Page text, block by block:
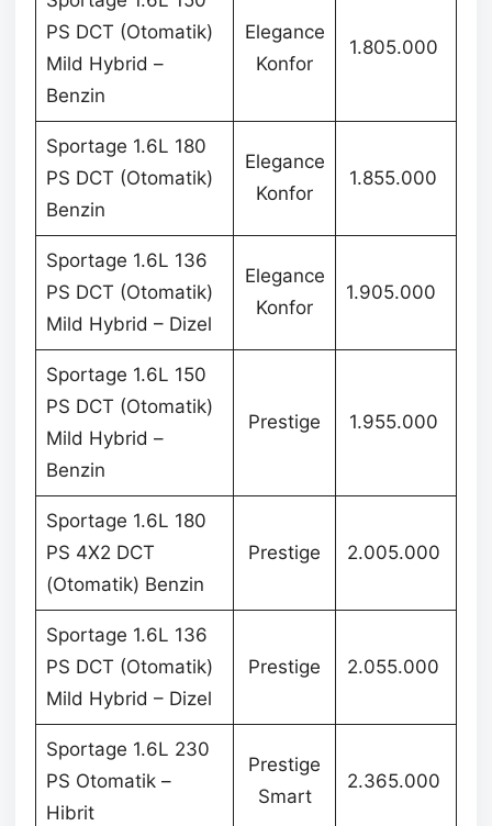
PS DCT (Otomatik)
Mild Hybrid –
Benzin
Elegance
Konfor
1.805.000
Sportage 1.6L 180
PS DCT (Otomatik)
Benzin
Elegance
Konfor
1.855.000
Sportage 1.6L 136
PS DCT (Otomatik)
Mild Hybrid – Dizel
Elegance
Konfor
1.905.000
Sportage 1.6L 150
PS DCT (Otomatik)
Mild Hybrid –
Benzin
Prestige 1.955.000
Sportage 1.6L 180
PS 4X2 DCT
(Otomatik) Benzin
Prestige 2.005.000
Sportage 1.6L 136
PS DCT (Otomatik)
Mild Hybrid – Dizel
Prestige 2.055.000
Sportage 1.6L 230
PS Otomatik –
Hibrit
Prestige
Smart
2.365.000